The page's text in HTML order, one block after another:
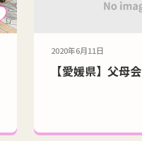
2020年6月11日
【愛媛県】父母会